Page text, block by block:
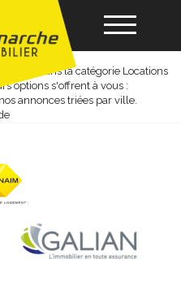
dans la catégorie Locations
options s'offrent à vous :
nos annonces triées par ville.